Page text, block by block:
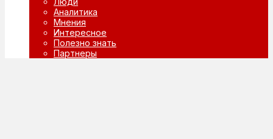
Аналитика
Мнения
Интересное
Полезно знать
Партнеры